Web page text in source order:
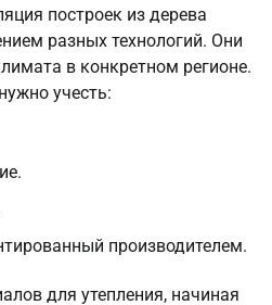
построек из дерева
разных технологий. Они
в конкретном регионе.
учесть:
производителем.
для утепления, начиная